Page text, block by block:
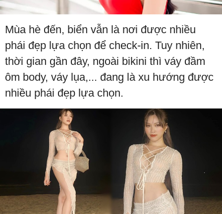
Mùa hè đến, biển vẫn là nơi được nhiều
phái đẹp lựa chọn để check-in. Tuy nhiên,
thời gian gần đây, ngoài bikini thì váy đầm
ôm body, váy lụa,... đang là xu hướng được
nhiều phái đẹp lựa chọn.